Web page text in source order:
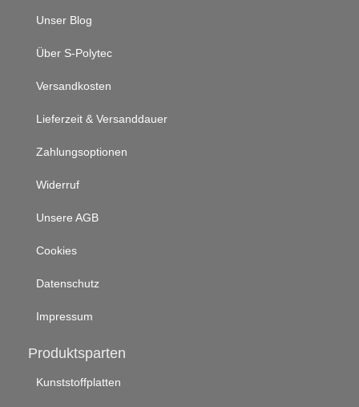
Unser Blog
Über S-Polytec
Versandkosten
Lieferzeit & Versanddauer
Zahlungsoptionen
Widerruf
Unsere AGB
Cookies
Datenschutz
Impressum
Produktsparten
Kunststoffplatten